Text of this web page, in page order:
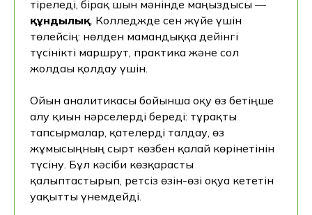
тіреледі, бірақ шын мәнінде маңыздысы —
құндылық. Колледжде сен жүйе үшін
төлейсің: нөлден мамандыққа дейінгі
түсінікті маршрут, практика және сол
жолдағы қолдау үшін.
Ойын аналитикасы бойынша оқу өз бетіңше
алу қиын нәрселерді береді: тұрақты
тапсырмалар, қателерді талдау, өз
жұмысыңның сырт көзбен қалай көрінетінін
түсіну. Бұл кәсіби көзқарасты
қалыптастырып, ретсіз өзін-өзі оқуға кететін
уақытты үнемдейді.
Консультация алу батырмасын басу арқылы мен
дербес деректерді өңдеуге келісім беремін